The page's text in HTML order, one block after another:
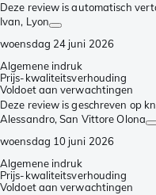
Deze review is automatisch
Ivan, Lyon
woensdag 24 juni 2026
Algemene indruk
Prijs-kwaliteitsverhouding
Voldoet aan verwachtingen
Deze review is geschreven op
Alessandro, San Vittore Olona
woensdag 10 juni 2026
Algemene indruk
Prijs-kwaliteitsverhouding
Voldoet aan verwachtingen